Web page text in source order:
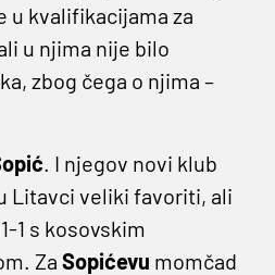
u kvalifikacijama za
u njima nije bilo
zbog čega o njima –
. I njegov novi klub
Litavci veliki favoriti, ali
1 s kosovskim
Za Sopićevu momčad